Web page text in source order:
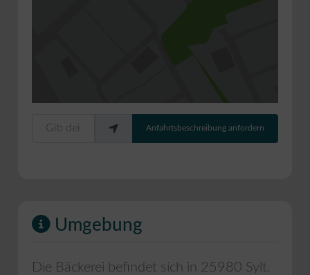
Gib deinen Standort ein.
Anfahrtsbeschreibung anfordern
Umgebung
Die Bäckerei befindet sich in 25980 Sylt.